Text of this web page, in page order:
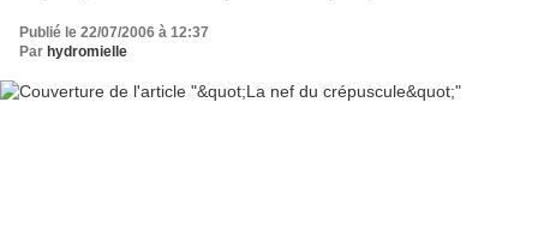
Publié le 22/07/2006 à 12:37
Par hydromielle